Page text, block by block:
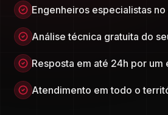
Engenheiros especialistas
Análise técnica gratuita do
Resposta em até 24h por um
Atendimento em todo o